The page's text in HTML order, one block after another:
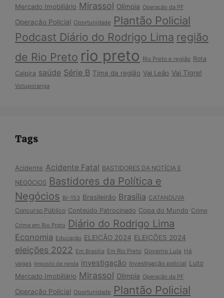
Mercado Imobiliário Mirassol Olímpia Operação da PF
Operação Policial Oportunidade Plantão Policial
Podcast Diário do Rodrigo Lima região
de Rio Preto rio preto Rio Preto e região Rota
Caipira saúde Série B Time da região Vai Leão Vai Tigre!
Votuporanga
Tags
Acidente Acidente Fatal BASTIDORES DA NOTÍCIA E
NEGÓCIOS Bastidores da Política e
Negócios Br-153 Brasileirão Brasília CATANDUVA
Concurso Público Conteúdo Patrocinado Copa do Mundo Crime
Crime em Rio Preto Diário do Rodrigo Lima
Economia Educação ELEIÇÃO 2024 ELEIÇÕES 2024
eleições 2022 Em Brasília Em Rio Preto Governo Lula Há
vagas
Imposto de renda investigação Investigação policial Luto
Mercado Imobiliário Mirassol Olímpia Operação da PF
Operação Policial Oportunidade Plantão Policial